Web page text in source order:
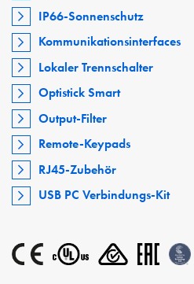
IP66-Sonnenschutz
Kommunikationsinterfaces
Lokaler Trennschalter
Optistick Smart
Output-Filter
Remote-Keypads
RJ45-Zubehör
USB PC Verbindungs-Kit